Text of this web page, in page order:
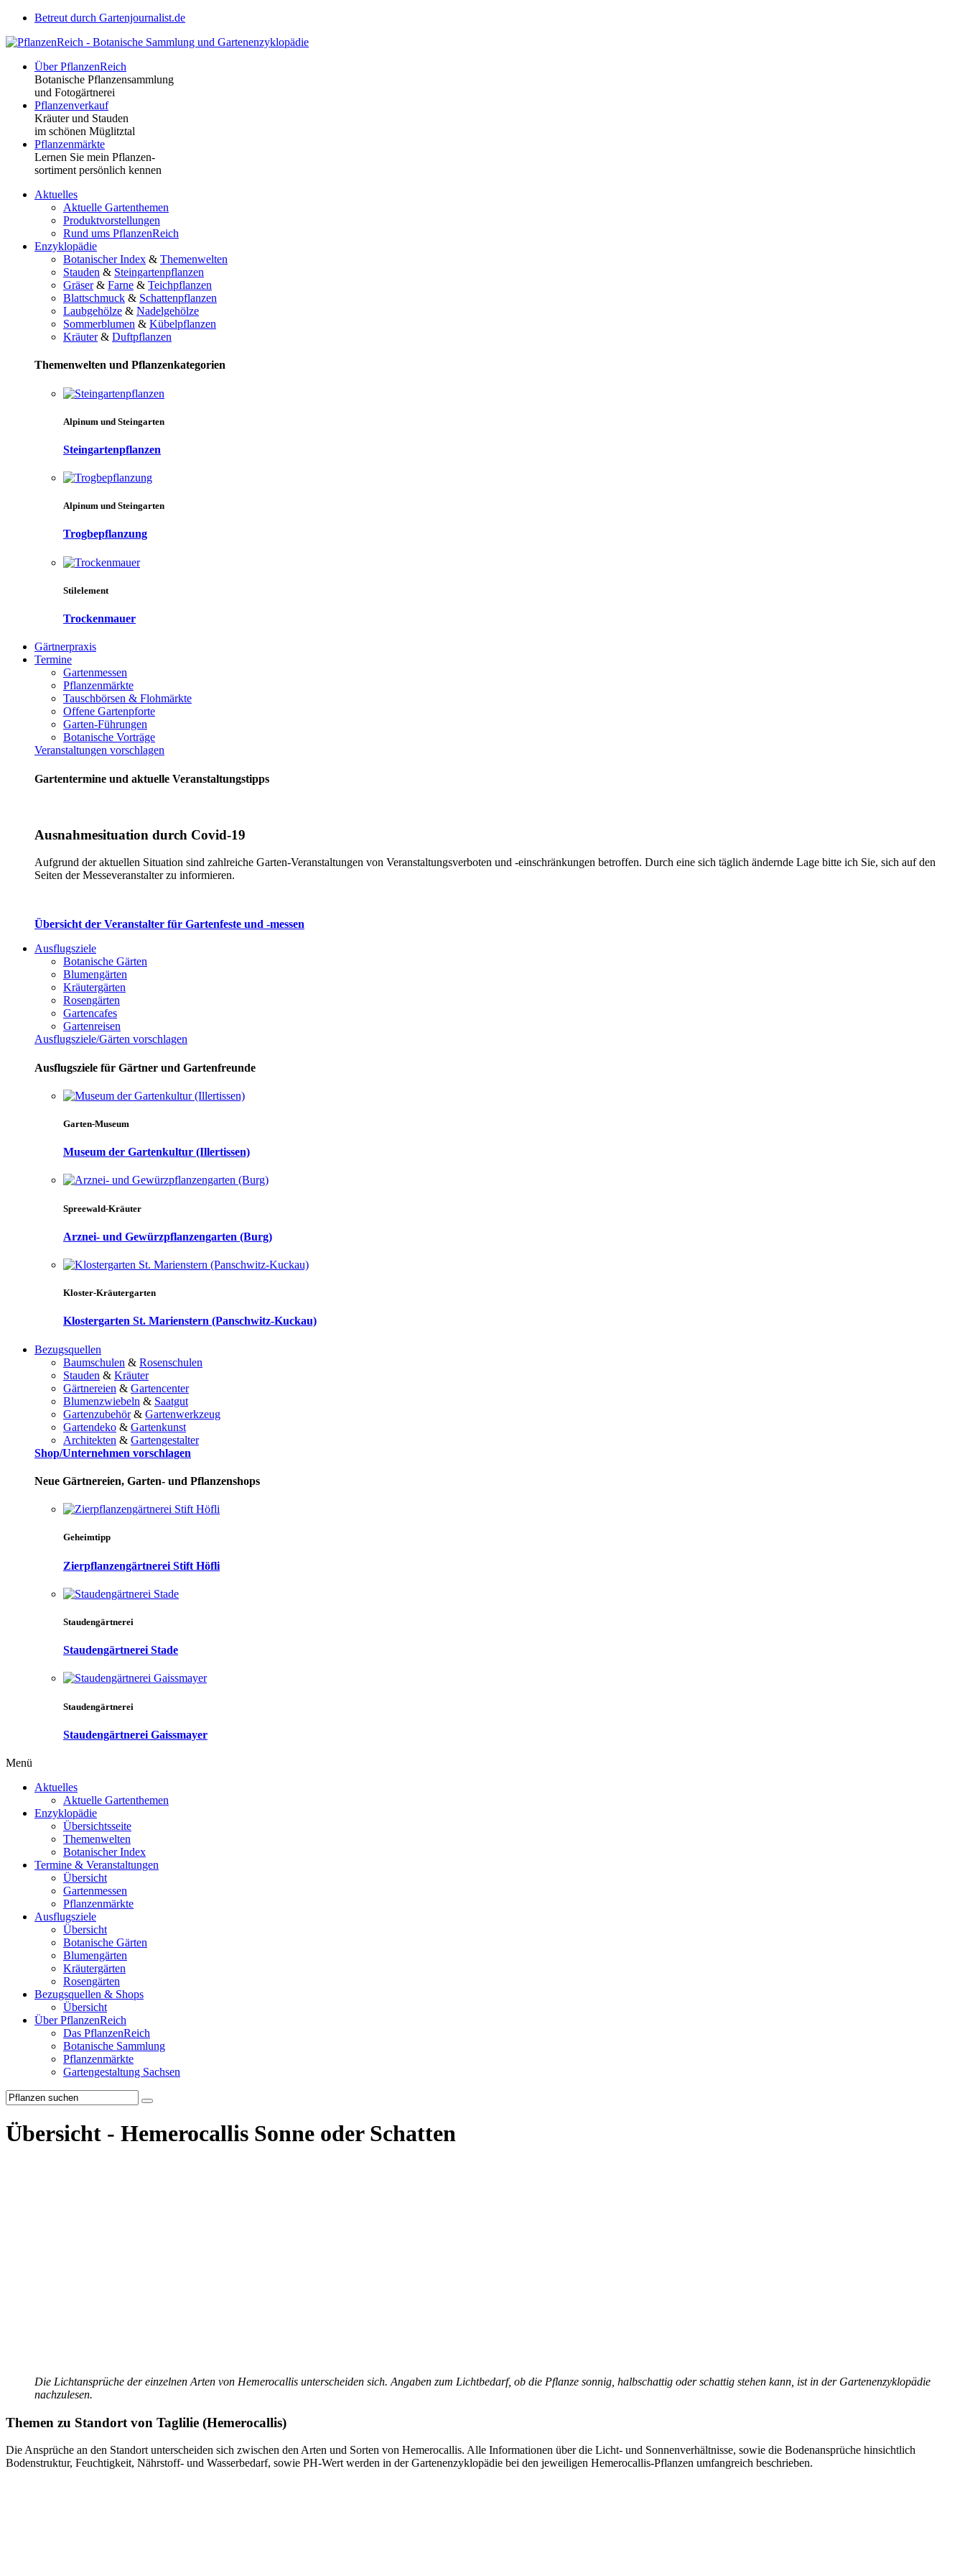
Betreut durch Gartenjournalist.de
Über PflanzenReich
Botanische Pflanzensammlung
und Fotogärtnerei
Pflanzenverkauf
Kräuter und Stauden
im schönen Müglitztal
Pflanzenmärkte
Lernen Sie mein Pflanzen-
sortiment persönlich kennen
Aktuelles
Aktuelle Gartenthemen
Produktvorstellungen
Rund ums PflanzenReich
Enzyklopädie
Botanischer Index & Themenwelten
Stauden & Steingartenpflanzen
Gräser& Farne & Teichpflanzen
Blattschmuck & Schattenpflanzen
Laubgehölze & Nadelgehölze
Sommerblumen & Kübelpflanzen
Kräuter& Duftpflanzen
Themenwelten und Pflanzenkategorien
Alpinum und Steingarten
Steingartenpflanzen
Alpinum und Steingarten
Trogbepflanzung
Stilelement
Trockenmauer
Gärtnerpraxis
Termine
Gartenmessen
Pflanzenmärkte
Tauschbörsen & Flohmärkte
Offene Gartenpforte
Garten-Führungen
Botanische Vorträge
Veranstaltungen vorschlagen
Gartentermine und aktuelle Veranstaltungstipps
Ausnahmesituation durch Covid-19
Aufgrund der aktuellen Situation sind zahlreiche Garten-Veranstaltungen von Veranstaltungsverboten und -einschränkungen betroffen. Durch eine sich täglich ändernde Lage bitte ich Sie, sich auf den
Seiten der Messeveranstalter zu informieren.
Übersicht der Veranstalter für Gartenfeste und -messen
Ausflugsziele
Botanische Gärten
Blumengärten
Kräutergärten
Rosengärten
Gartencafes
Gartenreisen
Ausflugsziele/Gärten vorschlagen
Ausflugsziele für Gärtner und Gartenfreunde
Garten-Museum
Museum der Gartenkultur (Illertissen)
Spreewald-Kräuter
Arznei- und Gewürzpflanzengarten (Burg)
Kloster-Kräutergarten
Klostergarten St. Marienstern (Panschwitz-Kuckau)
Bezugsquellen
Baumschulen & Rosenschulen
Stauden & Kräuter
Gärtnereien & Gartencenter
Blumenzwiebeln & Saatgut
Gartenzubehör& Gartenwerkzeug
Gartendeko & Gartenkunst
Architekten & Gartengestalter
Shop/Unternehmen vorschlagen
Neue Gärtnereien, Garten- und Pflanzenshops
Geheimtipp
Zierpflanzengärtnerei Stift Höfli
Staudengärtnerei
Staudengärtnerei Stade
Staudengärtnerei
Staudengärtnerei Gaissmayer
Menü
Aktuelles
Aktuelle Gartenthemen
Enzyklopädie
Übersichtsseite
Themenwelten
Botanischer Index
Termine & Veranstaltungen
Übersicht
Gartenmessen
Pflanzenmärkte
Ausflugsziele
Übersicht
Botanische Gärten
Blumengärten
Kräutergärten
Rosengärten
Bezugsquellen & Shops
Übersicht
Über PflanzenReich
Das PflanzenReich
Botanische Sammlung
Pflanzenmärkte
Gartengestaltung Sachsen
Übersicht - Hemerocallis Sonne oder Schatten
Die Lichtansprüche der einzelnen Arten von Hemerocallis unterscheiden sich. Angaben zum Lichtbedarf, ob die Pflanze sonnig, halbschattig oder schattig stehen kann, ist in der Gartenenzyklopädie
nachzulesen.
Themen zu Standort von Taglilie (Hemerocallis)
Die Ansprüche an den Standort unterscheiden sich zwischen den Arten und Sorten von Hemerocallis. Alle Informationen über die Licht- und Sonnenverhältnisse, sowie die Bodenansprüche hinsichtlich
Bodenstruktur, Feuchtigkeit, Nährstoff- und Wasserbedarf, sowie PH-Wert werden in der Gartenenzyklopädie bei den jeweiligen Hemerocallis-Pflanzen umfangreich beschrieben.